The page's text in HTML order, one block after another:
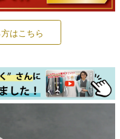
はこちら